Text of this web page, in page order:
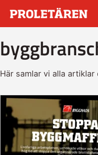
Här samlar vi alla